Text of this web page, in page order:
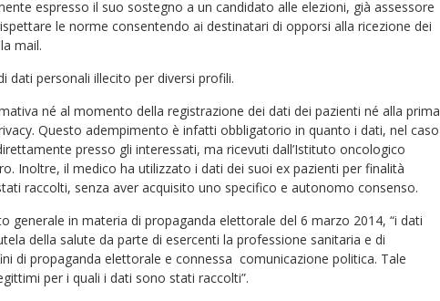
espresso il suo sostegno a un candidato alle elezioni, già assessore
le norme consentendo ai destinatari di opporsi alla ricezione dei
mail.
dati personali illecito per diversi profili.
né al momento della registrazione dei dati dei pazienti né alla prima
Questo adempimento è infatti obbligatorio in quanto i dati, nel caso
presso gli interessati, ma ricevuti dall’Istituto oncologico
Inoltre, il medico ha utilizzato i dati dei suoi ex pazienti per finalità
raccolti, senza aver acquisito uno specifico e autonomo consenso.
generale in materia di propaganda elettorale del 6 marzo 2014, “i dati
della salute da parte di esercenti la professione sanitaria e di
di propaganda elettorale e connessa comunicazione politica. Tale
per i quali i dati sono stati raccolti”.